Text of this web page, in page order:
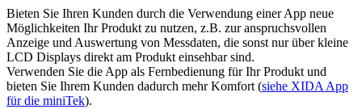
Bieten Sie Ihren Kunden durch die Verwendung einer App neue
Möglichkeiten Ihr Produkt zu nutzen, z.B. zur anspruchsvollen
Anzeige und Auswertung von Messdaten, die sonst nur über kleine
LCD Displays direkt am Produkt einsehbar sind.
Verwenden Sie die App als Fernbedienung für Ihr Produkt und
bieten Sie Ihrem Kunden dadurch mehr Komfort (siehe XIDA App
für die miniTek).